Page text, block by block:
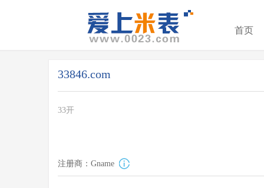
首页
33846.com
33开
注册商：Gname